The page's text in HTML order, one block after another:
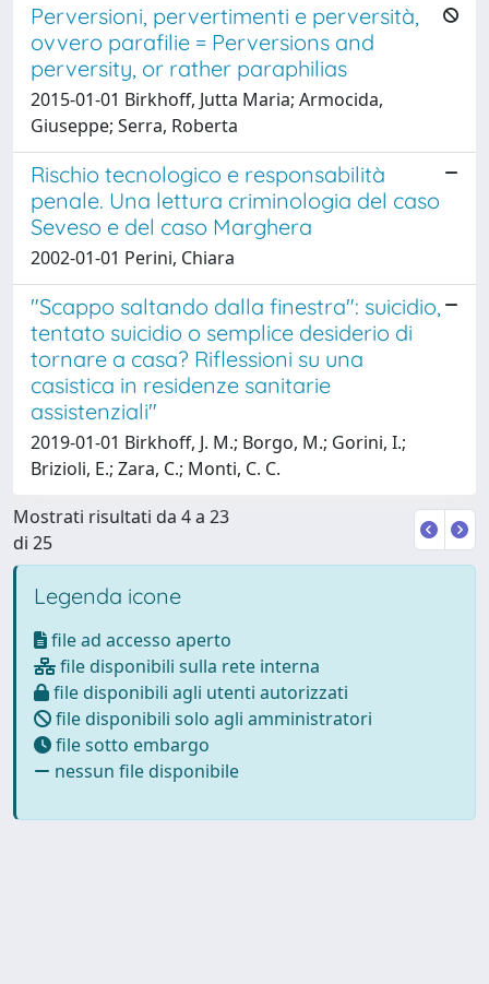
Perversioni, pervertimenti e perversità,
ovvero parafilie = Perversions and
perversity, or rather paraphilias
2015-01-01 Birkhoff, Jutta Maria; Armocida,
Giuseppe; Serra, Roberta
Rischio tecnologico e responsabilità
penale. Una lettura criminologia del caso
Seveso e del caso Marghera
2002-01-01 Perini, Chiara
"Scappo saltando dalla finestra": suicidio,
tentato suicidio o semplice desiderio di
tornare a casa? Riflessioni su una
casistica in residenze sanitarie
assistenziali"
2019-01-01 Birkhoff, J. M.; Borgo, M.; Gorini, I.;
Brizioli, E.; Zara, C.; Monti, C. C.
Mostrati risultati da 4 a 23
di 25
Legenda icone
file ad accesso aperto
file disponibili sulla rete interna
file disponibili agli utenti autorizzati
file disponibili solo agli amministratori
file sotto embargo
nessun file disponibile